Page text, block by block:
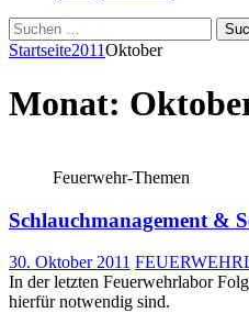
Suchen
nach:
Startseite2011Oktober
Monat:
Feuerwehr-Themen
Schlauchmanagement &
30. Oktober 2011
In der letzten Feuerwehrlabor
hierfür notwendig sind.